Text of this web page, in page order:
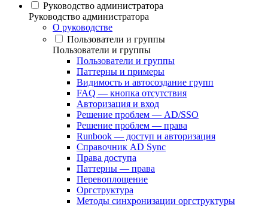
Руководство администратора
Руководство администратора
О руководстве
Пользователи и группы
Пользователи и группы
Пользователи и группы
Паттерны и примеры
Видимость и автосоздание групп
FAQ — кнопка отсутствия
Авторизация и вход
Решение проблем — AD/SSO
Решение проблем — права
Runbook — доступ и авторизация
Справочник AD Sync
Права доступа
Паттерны — права
Перевоплощение
Оргструктура
Методы синхронизации оргструктуры